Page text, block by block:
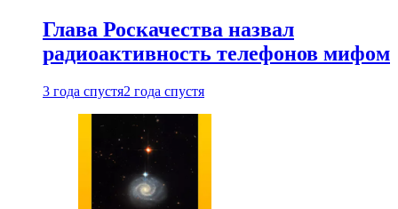
Глава Роскачества назвал
радиоактивность телефонов мифом
3 года спустя2 года спустя